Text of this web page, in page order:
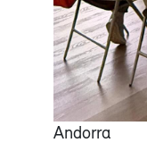
Andorra